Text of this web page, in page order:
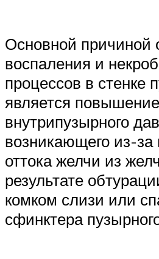
Основной причиной
воспаления и
процессов в стенке
является повышение
внутрипузырного
возникающего из-
оттока желчи из
результате
комком слизи или
сфинктера